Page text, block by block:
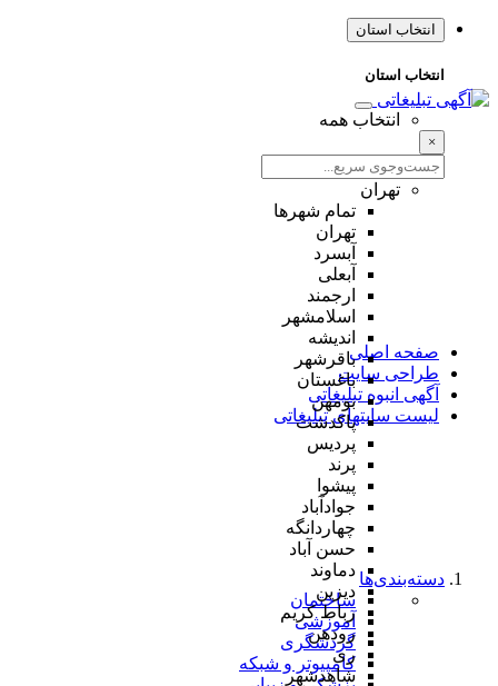
انتخاب استان
انتخاب استان
انتخاب همه
×
تهران
تمام شهر‌ها
تهران
آبسرد
آبعلی
ارجمند
اسلامشهر
اندیشه
باقرشهر
باغستان
بومهن
پاکدشت
پردیس
پرند
پیشوا
جوادآباد
چهاردانگه
حسن آباد
دماوند
دیزین
رباط کریم
رودهن
ری
شاهدشهر
صفحه اصلی
طراحی سایت
آگهی انبوه تبلیغاتی
لیست سایتهای تبلیغاتی
دسته‌بندی‌ها
ساختمان
آموزشی
گردشگری
کامپیوتر و شبکه